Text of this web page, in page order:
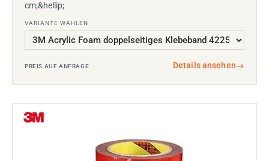
cm;&hellip;
VARIANTE WÄHLEN
PREIS AUF ANFRAGE Details ansehen→